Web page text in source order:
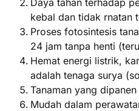
kebal dan tidak rnatan
Proses fotosintesis
24 jam tanpa henti
Hemat energi listrik,
adalah tenaga surya
Tanaman yang
Mudah dalam